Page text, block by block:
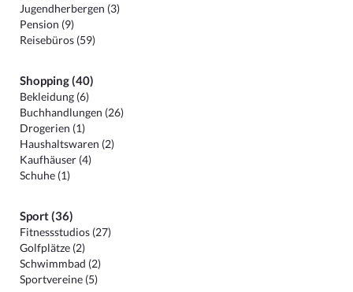
Jugendherbergen (3)
Pension (9)
Reisebüros (59)
Shopping (40)
Bekleidung (6)
Buchhandlungen (26)
Drogerien (1)
Haushaltswaren (2)
Kaufhäuser (4)
Schuhe (1)
Sport (36)
Fitnessstudios (27)
Golfplätze (2)
Schwimmbad (2)
Sportvereine (5)